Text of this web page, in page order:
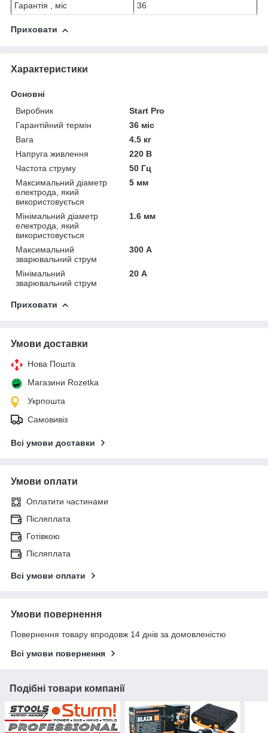
Гарантія , міс 36
Приховати
Характеристики
Основні
Виробник
Start Pro
Гарантійний термін
36 міс
Вага
4.5 кг
Напруга живлення
220 В
Частота струму
50 Гц
Максимальний діаметр
електрода, який
використовується
5 мм
Мінімальний діаметр
електрода, який
використовується
1.6 мм
Максимальний
зварювальний струм
300 А
Мінімальний
зварювальний струм
20 А
Приховати
Умови доставки
Нова Пошта
Магазини Rozetka
Укрпошта
Самовивіз
Всі умови доставки
Умови оплати
Оплатити частинами
Післяплата
Готівкою
Післяплата
Всі умови оплати
Умови повернення
Повернення товару впродовж 14 днів за домовленістю
Всі умови повернення
Подібні товари компанії